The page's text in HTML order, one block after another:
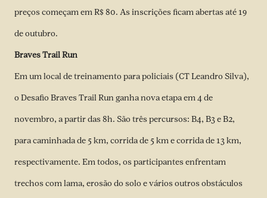
preços começam em R$ 80. As inscrições ficam abertas até 19
de outubro.
Braves Trail Run
Em um local de treinamento para policiais (CT Leandro Silva),
o Desafio Braves Trail Run ganha nova etapa em 4 de
novembro, a partir das 8h. São três percursos: B4, B3 e B2,
para caminhada de 5 km, corrida de 5 km e corrida de 13 km,
respectivamente. Em todos, os participantes enfrentam
trechos com lama, erosão do solo e vários outros obstáculos